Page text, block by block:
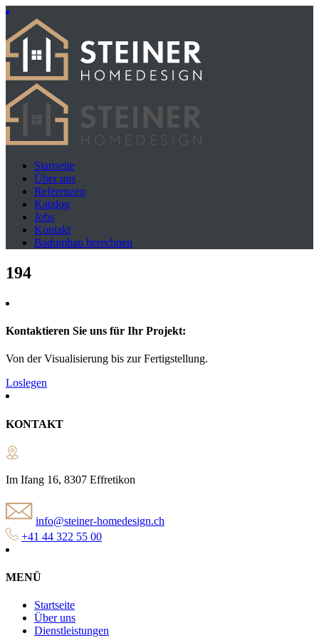
Startseite
Über uns
Referenzen
Katalog
Jobs
Kontakt
Badumbau berechnen
194
Kontaktieren Sie uns für Ihr Projekt:
Von der Visualisierung bis zur Fertigstellung.
Loslegen
KONTAKT
Im Ifang 16, 8307 Effretikon
info@steiner-homedesign.ch
+41 44 322 55 00
MENÜ
Startseite
Über uns
Dienstleistungen